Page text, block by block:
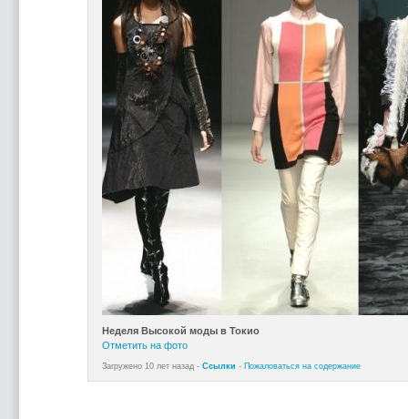
Неделя Высокой моды в Токио
Отметить на фото
Загружено 10 лет назад - Ссылки - Пожаловаться на содержание